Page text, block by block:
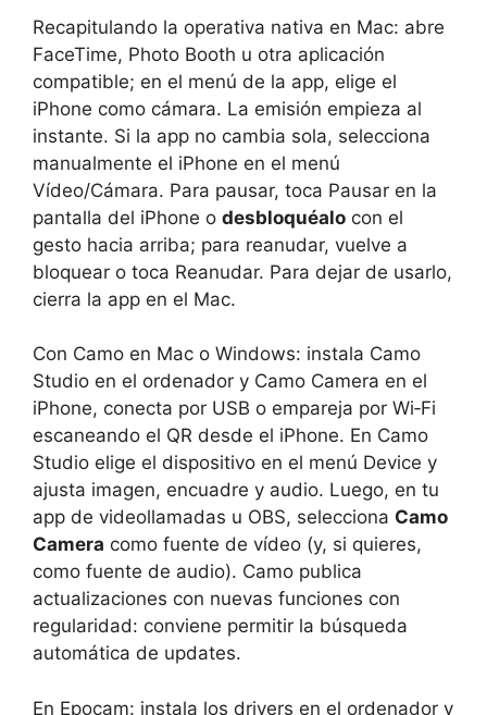
Recapitulando la operativa nativa en Mac: abre
FaceTime, Photo Booth u otra aplicación
compatible; en el menú de la app, elige el
iPhone como cámara. La emisión empieza al
instante. Si la app no cambia sola, selecciona
manualmente el iPhone en el menú
Vídeo/Cámara. Para pausar, toca Pausar en la
pantalla del iPhone o desbloquéalo con el
gesto hacia arriba; para reanudar, vuelve a
bloquear o toca Reanudar. Para dejar de usarlo,
cierra la app en el Mac.
Con Camo en Mac o Windows: instala Camo
Studio en el ordenador y Camo Camera en el
iPhone, conecta por USB o empareja por Wi‑Fi
escaneando el QR desde el iPhone. En Camo
Studio elige el dispositivo en el menú Device y
ajusta imagen, encuadre y audio. Luego, en tu
app de videollamadas u OBS, selecciona Camo
Camera como fuente de vídeo (y, si quieres,
como fuente de audio). Camo publica
actualizaciones con nuevas funciones con
regularidad: conviene permitir la búsqueda
automática de updates.
En Epocam: instala los drivers en el ordenador y